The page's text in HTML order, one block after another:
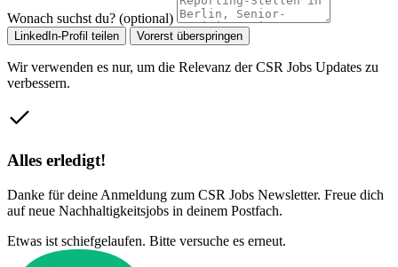
Wonach suchst du? (optional)
LinkedIn-Profil teilen Vorerst überspringen
Wir verwenden es nur, um die Relevanz der CSR Jobs Updates zu
verbessern.
Alles erledigt!
Danke für deine Anmeldung zum CSR Jobs Newsletter. Freue dich
auf neue Nachhaltigkeitsjobs in deinem Postfach.
Etwas ist schiefgelaufen. Bitte versuche es erneut.